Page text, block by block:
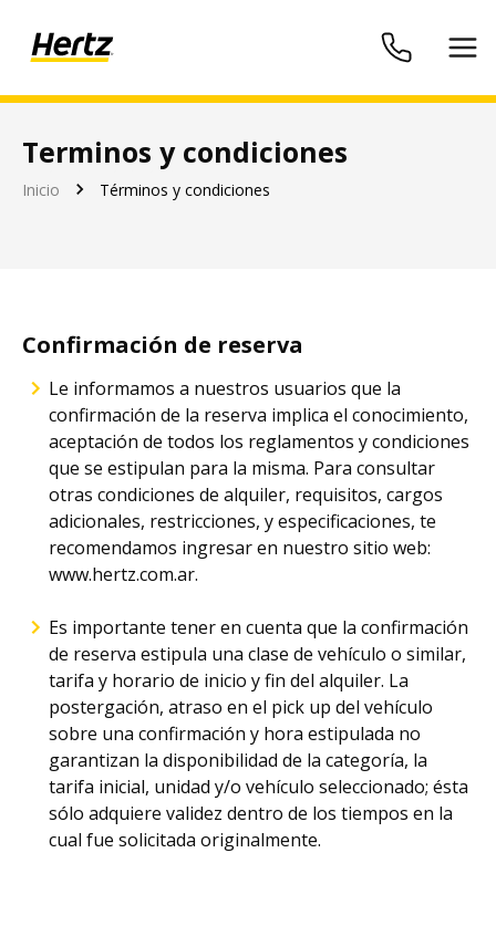
Terminos y condiciones
Bienvenido a la experiencia del alquiler de vehículos
Inicio Términos y condiciones
Confirmación de reserva
Le informamos a nuestros usuarios que la
confirmación de la reserva implica el conocimiento,
aceptación de todos los reglamentos y condiciones
que se estipulan para la misma. Para consultar
otras condiciones de alquiler, requisitos, cargos
adicionales, restricciones, y especificaciones, te
recomendamos ingresar en nuestro sitio web:
www.hertz.com.ar.
Es importante tener en cuenta que la confirmación
de reserva estipula una clase de vehículo o similar,
tarifa y horario de inicio y fin del alquiler. La
postergación, atraso en el pick up del vehículo
sobre una confirmación y hora estipulada no
garantizan la disponibilidad de la categoría, la
tarifa inicial, unidad y/o vehículo seleccionado; ésta
sólo adquiere validez dentro de los tiempos en la
cual fue solicitada originalmente.